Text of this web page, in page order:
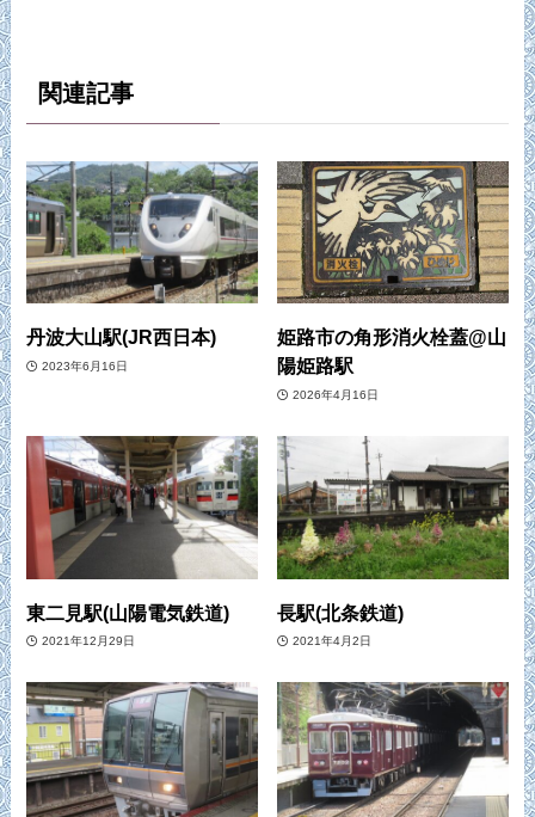
関連記事
丹波大山駅(JR西日本)
2023年6月16日
姫路市の角形消火栓蓋@山
陽姫路駅
2026年4月16日
東二見駅(山陽電気鉄道)
2021年12月29日
長駅(北条鉄道)
2021年4月2日